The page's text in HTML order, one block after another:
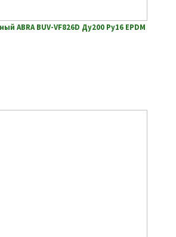
ABRA BUV-VF826D Ду200 Ру16 EPDM